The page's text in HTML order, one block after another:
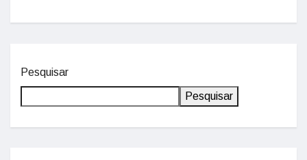
Pesquisar
Pesquisar